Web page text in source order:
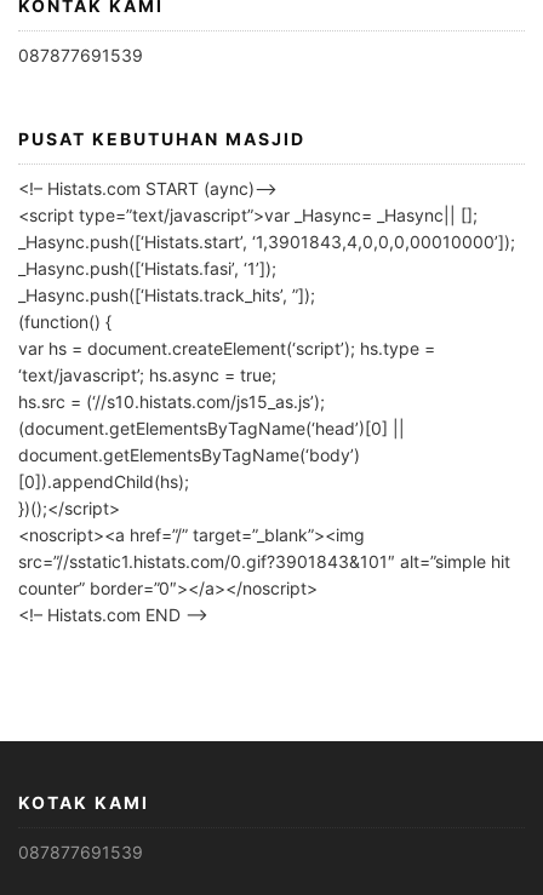
KONTAK KAMI
087877691539
PUSAT KEBUTUHAN MASJID
<!– Histats.com START (aync)–>
<script type=”text/javascript”>var _Hasync= _Hasync|| [];
_Hasync.push([‘Histats.start’, ‘1,3901843,4,0,0,0,00010000’]);
_Hasync.push([‘Histats.fasi’, ‘1’]);
_Hasync.push([‘Histats.track_hits’, ”]);
(function() {
var hs = document.createElement(‘script’); hs.type =
‘text/javascript’; hs.async = true;
hs.src = (‘//s10.histats.com/js15_as.js’);
(document.getElementsByTagName(‘head’)[0] ||
document.getElementsByTagName(‘body’)
[0]).appendChild(hs);
})();</script>
<noscript><a href=”/” target=”_blank”><img
src=”//sstatic1.histats.com/0.gif?3901843&101″ alt=”simple hit
counter” border=”0″></a></noscript>
<!– Histats.com END –>
KOTAK KAMI
087877691539